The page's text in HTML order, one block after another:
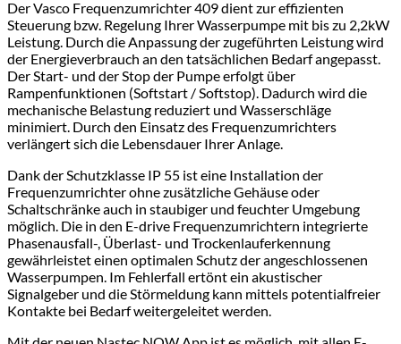
Der Vasco Frequenzumrichter 409 dient zur effizienten
Steuerung bzw. Regelung Ihrer Wasserpumpe mit bis zu 2,2kW
Leistung. Durch die Anpassung der zugeführten Leistung wird
der Energieverbrauch an den tatsächlichen Bedarf angepasst.
Der Start- und der Stop der Pumpe erfolgt über
Rampenfunktionen (Softstart / Softstop). Dadurch wird die
mechanische Belastung reduziert und Wasserschläge
minimiert. Durch den Einsatz des Frequenzumrichters
verlängert sich die Lebensdauer Ihrer Anlage.
Dank der Schutzklasse IP 55 ist eine Installation der
Frequenzumrichter ohne zusätzliche Gehäuse oder
Schaltschränke auch in staubiger und feuchter Umgebung
möglich. Die in den E-drive Frequenzumrichtern integrierte
Phasenausfall-, Überlast- und Trockenlauferkennung
gewährleistet einen optimalen Schutz der angeschlossenen
Wasserpumpen. Im Fehlerfall ertönt ein akustischer
Signalgeber und die Störmeldung kann mittels potentialfreier
Kontakte bei Bedarf weitergeleitet werden.